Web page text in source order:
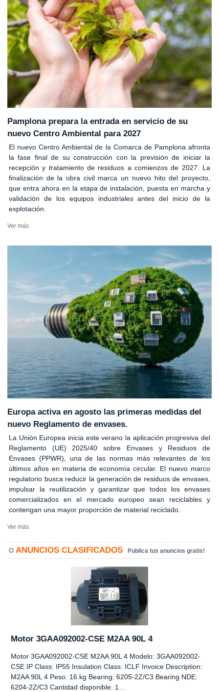
Pamplona prepara la entrada en servicio de su
nuevo Centro Ambiental para 2027
El nuevo Centro Ambiental de la Comarca de Pamplona afronta
la fase final de su construcción con la previsión de iniciar la
recepción y tratamiento de residuos a comienzos de 2027. La
finalización de la obra civil marca un nuevo hito del proyecto,
que entra ahora en la etapa de instalación, puesta en marcha y
validación de los equipos industriales antes del inicio de la
explotación.
Ver más
Europa activa en agosto las primeras medidas del
nuevo Reglamento de envases.
La Unión Europea inicia este verano la aplicación progresiva del
Reglamento (UE) 2025/40 sobre Envases y Residuos de
Envases (PPWR), una de las normas más relevantes de los
últimos años en materia de economía circular. El nuevo marco
regulatorio busca reducir la generación de residuos de envases,
impulsar la reutilización y garantizar que todos los envases
comercializados en el mercado europeo sean reciclables y
contengan una mayor proporción de material reciclado.
Ver más
ANUNCIOS CLASIFICADOS Publica tus anuncios gratis!
Motor 3GAA092002-CSE M2AA 90L 4
Motor 3GAA092002-CSE M2AA 90L 4 Modelo: 3GAA092002-
CSE IP Class: IP55 Insulation Class: ICLF Invoice Description:
M2AA 90L 4 Peso: 16 kg Bearing: 6205-2Z/C3 Bearing NDE:
6204-2Z/C3 Cantidad disponible: 1...